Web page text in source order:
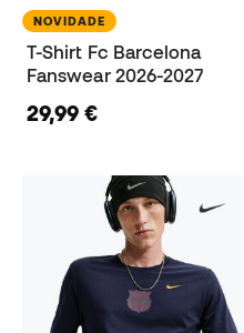
NOVIDADE
T-Shirt Fc Barcelona
Fanswear 2026-2027
29,99 €